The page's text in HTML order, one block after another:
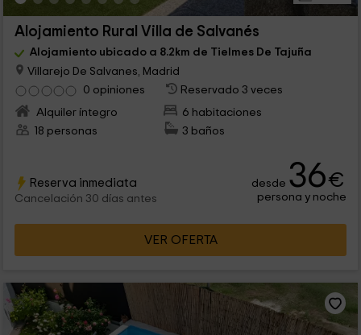
Alojamiento Rural Villa de Salvanés
Alojamiento ubicado a 8.2km de Tielmes De Tajuña
Villarejo De Salvanes, Madrid
0 opiniones
Reservado 3 veces
Alquiler íntegro
6 habitaciones
18 personas
3 baños
Reserva inmediata
Cancelación 30 días antes
desde 36€
persona y noche
VER OFERTA